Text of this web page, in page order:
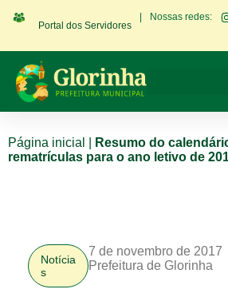
Portal dos Servidores
Nossas redes:
Página inicial
Resumo do
rematrículas para o ano letivo de
Notícia
s
7 de novembro de 2017
Prefeitura de Glorinha